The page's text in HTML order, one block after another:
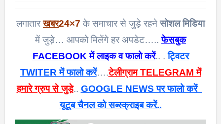
लगातारखबर24×7 के समाचार से जुड़े रहनेसोशल मिडिया
में जुड़े… आपको मिलेंगे हर अपडेट…..फेसबुक
FACEBOOK में लाइक व फालो करें.. .ट्विटर
TWITER में फालो करें….टेलीग्राम TELEGRAM में
हमारे ग्रुप से जुड़े.. GOOGLE NEWS पर फालो करें
यूटूब चैनल को सब्स्क्राइब करें..